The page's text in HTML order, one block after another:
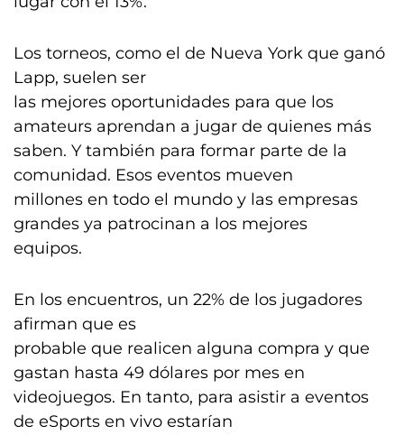
Los torneos, como el de Nueva York que ganó
Lapp, suelen ser
las mejores oportunidades para que los
amateurs aprendan a jugar de quienes más
saben. Y también para formar parte de la
comunidad. Esos eventos mueven
millones en todo el mundo y las empresas
grandes ya patrocinan a los mejores
equipos.
En los encuentros, un 22% de los jugadores
afirman que es
probable que realicen alguna compra y que
gastan hasta 49 dólares por mes en
videojuegos. En tanto, para asistir a eventos
de eSports en vivo estarían